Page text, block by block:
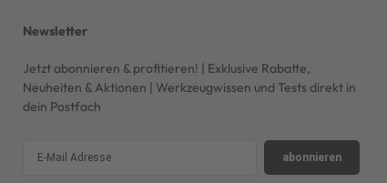
Newsletter
Jetzt abonnieren & profitieren! | Exklusive Rabatte,
Neuheiten & Aktionen | Werkzeugwissen und Tests direkt in
dein Postfach
abonnieren